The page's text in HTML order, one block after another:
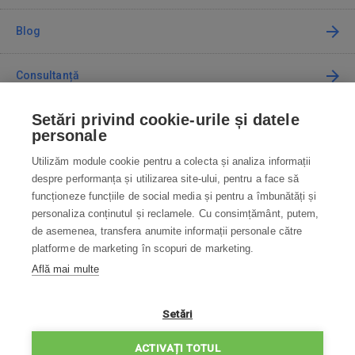
Blog
Consultanță
Cum cumpăr
Contact
Contactați-ne
info@robotworld.ro
031 22 97 010
POLITICA DE CONFIDENȚIALITATE
Setări privind cookie-urile și datele
personale
Utilizăm module cookie pentru a colecta și analiza informații
despre performanța și utilizarea site-ului, pentru a face să
funcționeze funcțiile de social media și pentru a îmbunătăți și
personaliza conținutul și reclamele. Cu consimțământ, putem,
de asemenea, transfera anumite informații personale către
platforme de marketing în scopuri de marketing.
Află mai multe
Setări
ACTIVAȚI TOTUL